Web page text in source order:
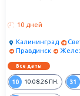
путешествие в
экскурсий по
природе,
в размеренном
городков.
10 дней
Калининград
Правдинск
Все даты
10 10.08.26 ПН. 31